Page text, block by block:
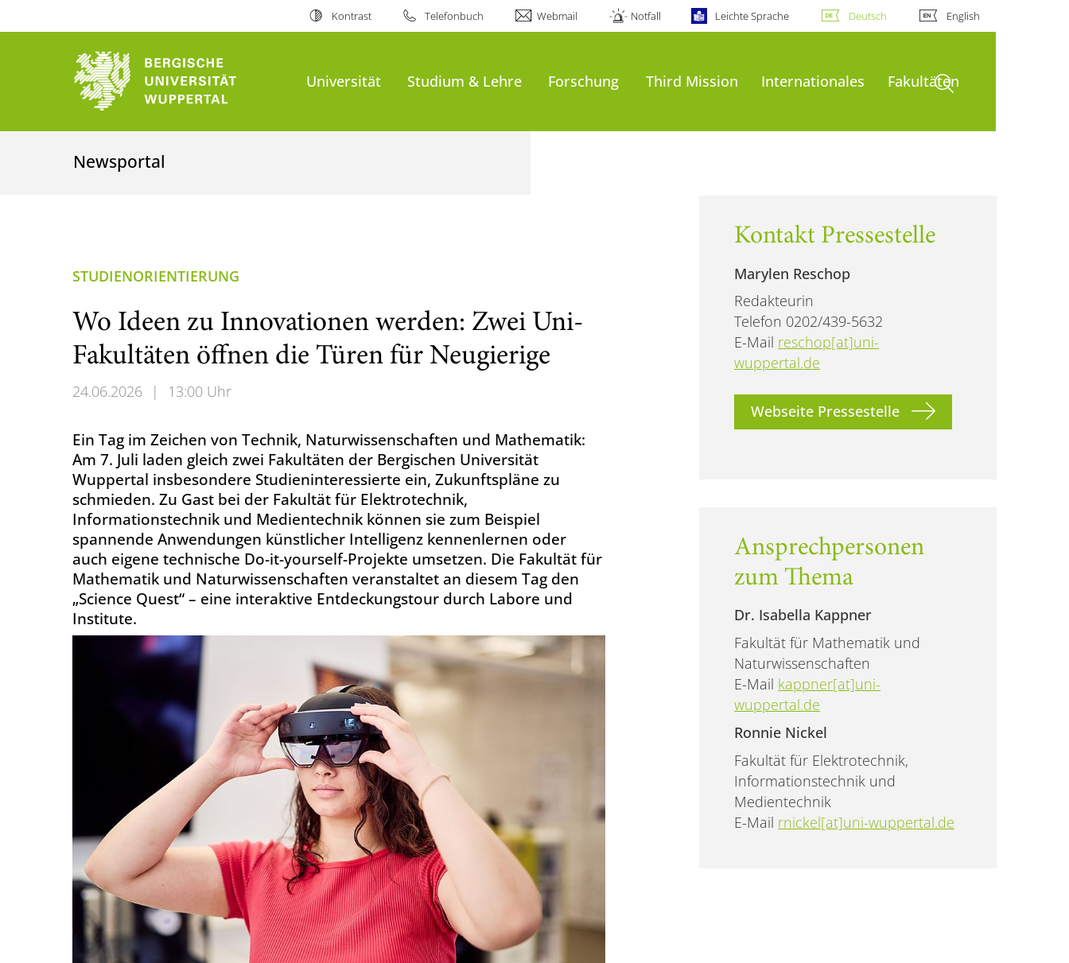
Kontrast Telefonbuch Webmail Notfall Leichte Sprache Deutsch English
Universität Studium & Lehre Forschung Third Mission Internationales FakultätenSuche öffnen
Newsportal
STUDIENORIENTIERUNG
Wo Ideen zu Innovationen werden: Zwei Uni-
Fakultäten öffnen die Türen für Neugierige
24.06.2026 | 13:00 Uhr
Ein Tag im Zeichen von Technik, Naturwissenschaften und Mathematik:
Am 7. Juli laden gleich zwei Fakultäten der Bergischen Universität
Wuppertal insbesondere Studieninteressierte ein, Zukunftspläne zu
schmieden. Zu Gast bei der Fakultät für Elektrotechnik,
Informationstechnik und Medientechnik können sie zum Beispiel
spannende Anwendungen künstlicher Intelligenz kennenlernen oder
auch eigene technische Do-it-yourself-Projekte umsetzen. Die Fakultät für
Mathematik und Naturwissenschaften veranstaltet an diesem Tag den
„Science Quest“ – eine interaktive Entdeckungstour durch Labore und
Institute.
Kontakt Pressestelle
Marylen Reschop
Redakteurin
Telefon 0202/439-5632
E-Mail reschop[at]uni-
wuppertal.de
Webseite Pressestelle
Ansprechpersonen
zum Thema
Dr. Isabella Kappner
Fakultät für Mathematik und
Naturwissenschaften
E-Mail kappner[at]uni-
wuppertal.de
Ronnie Nickel
Fakultät für Elektrotechnik,
Informationstechnik und
Medientechnik
E-Mail rnickel[at]uni-wuppertal.de